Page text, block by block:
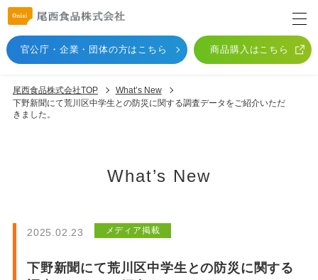
官公庁・企業・団体の方はこちら 商品購入はこちら
尾西食品株式会社TOP
What’s New
下野新聞にて荒川区中学生との防災に関する調査データをご紹介いただ
きました。
What’s New
2025.02.23 メディア掲載
下野新聞にて荒川区中学生との防災に関する